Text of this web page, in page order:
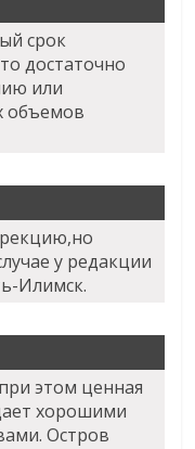
срок
достаточно
или
объемов
у редакции
Илимск.
этом ценная
хорошими
Остров